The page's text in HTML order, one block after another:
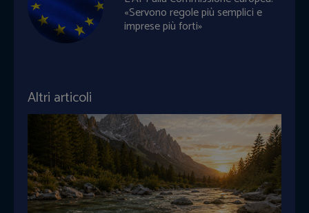
«Servono regole più semplici e
imprese più forti»
Altri articoli